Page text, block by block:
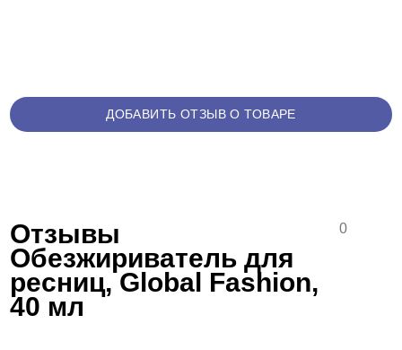
Отзывы
Обезжириватель для
ресниц, Global Fashion,
40 мл
0
ДОБАВИТЬ ОТЗЫВ О ТОВАРЕ